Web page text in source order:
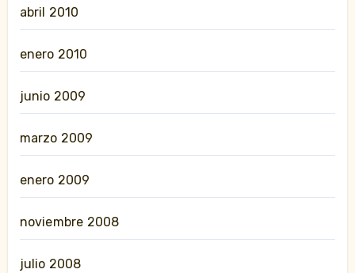
abril 2010
enero 2010
junio 2009
marzo 2009
enero 2009
noviembre 2008
julio 2008